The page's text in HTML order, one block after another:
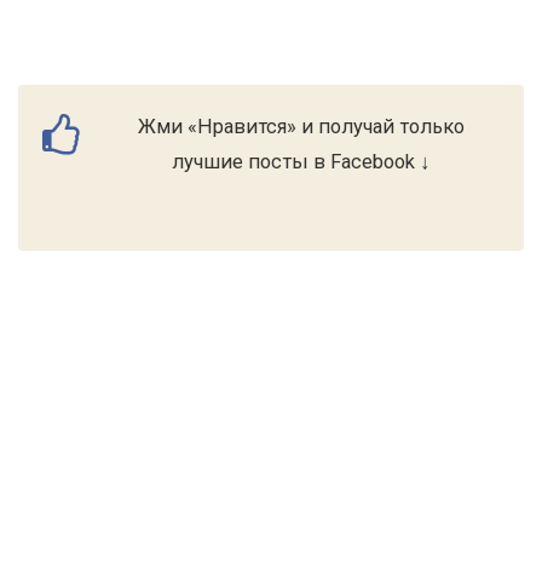
Жми «Нравится» и получай только
лучшие посты в Facebook ↓